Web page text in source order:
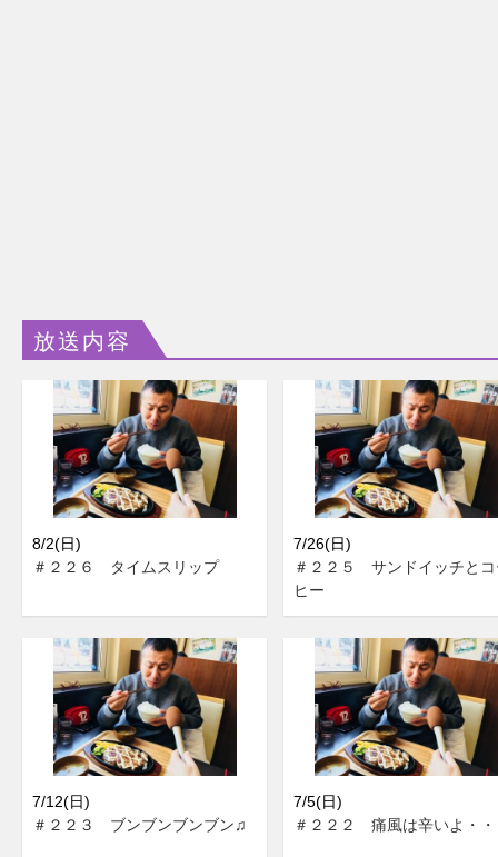
放送内容
8/2(日)
＃２２６ タイムスリップ
7/26(日)
＃２２５ サンドイッチと
ヒー
7/12(日)
＃２２３ ブンブンブンブン♫
7/5(日)
＃２２２ 痛風は辛いよ・